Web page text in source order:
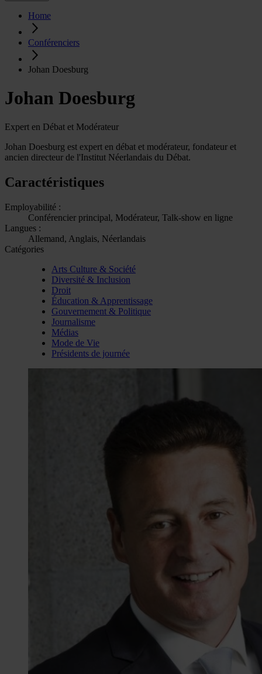
Home
Conférenciers
Johan Doesburg
Johan Doesburg
Expert en Débat et Modérateur
Johan Doesburg est expert en débat et modérateur, fondateur et
ancien directeur de l'Institut Néerlandais du Débat.
Caractéristiques
Employabilité :
Conférencier principal, Modérateur, Talk-show en ligne
Langues :
Allemand, Anglais, Néerlandais
Catégories
Arts Culture & Société
Diversité & Inclusion
Droit
Éducation & Apprentissage
Gouvernement & Politique
Journalisme
Médias
Mode de Vie
Présidents de journée